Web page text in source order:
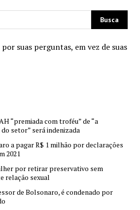
suas perguntas, em vez de suas
“premiada com troféu” de “a
setor” será indenizada
a pagar R$ 1 milhão por declarações
2021
por retirar preservativo sem
relação sexual
de Bolsonaro, é condenado por